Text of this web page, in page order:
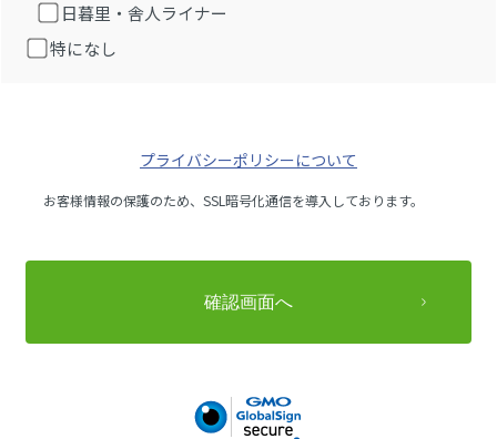
日暮里・舎人ライナー
特になし
プライバシーポリシーについて
お客様情報の保護のため、SSL暗号化通信を導入しております。